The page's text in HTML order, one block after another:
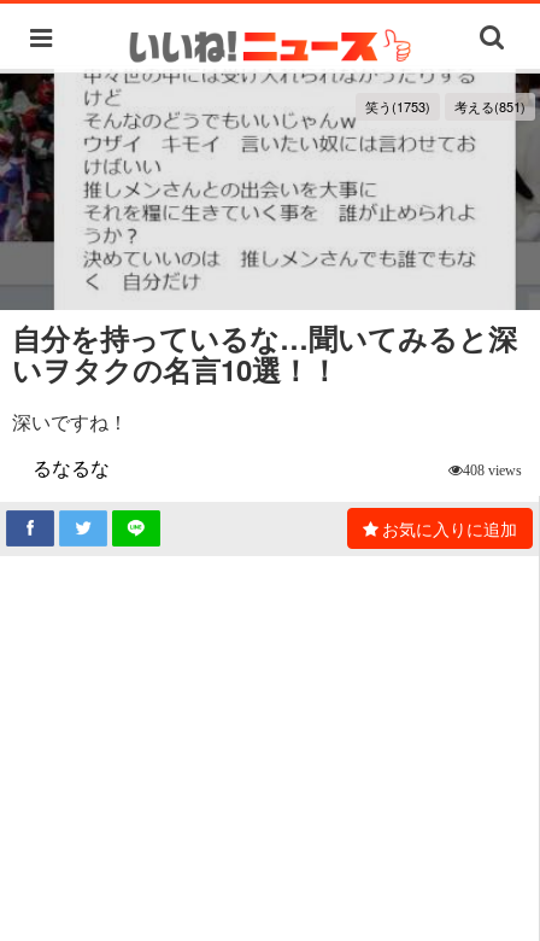
笑う(1753) 考える(851)
自分を持っているな…聞いてみると深
いヲタクの名言10選！！
深いですね！
るなるな
408 views
お気に入りに追加